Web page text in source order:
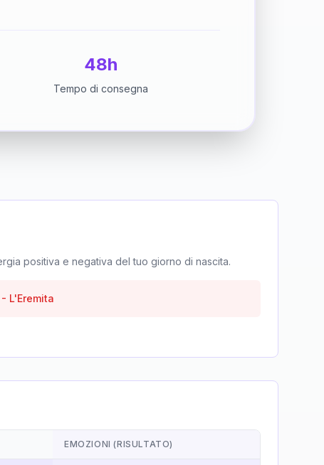
48h
Tempo di consegna
positiva e negativa del tuo giorno di nascita.
- L'Eremita
EMOZIONI (RISULTATO)